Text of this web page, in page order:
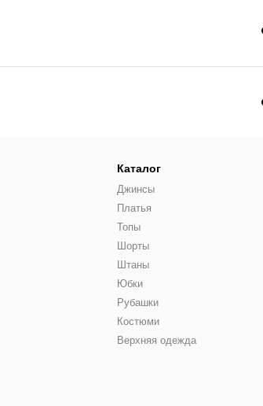
Каталог
Джинсы
Платья
Топы
Шорты
Штаны
Юбки
Рубашки
Костюми
Верхняя одежда